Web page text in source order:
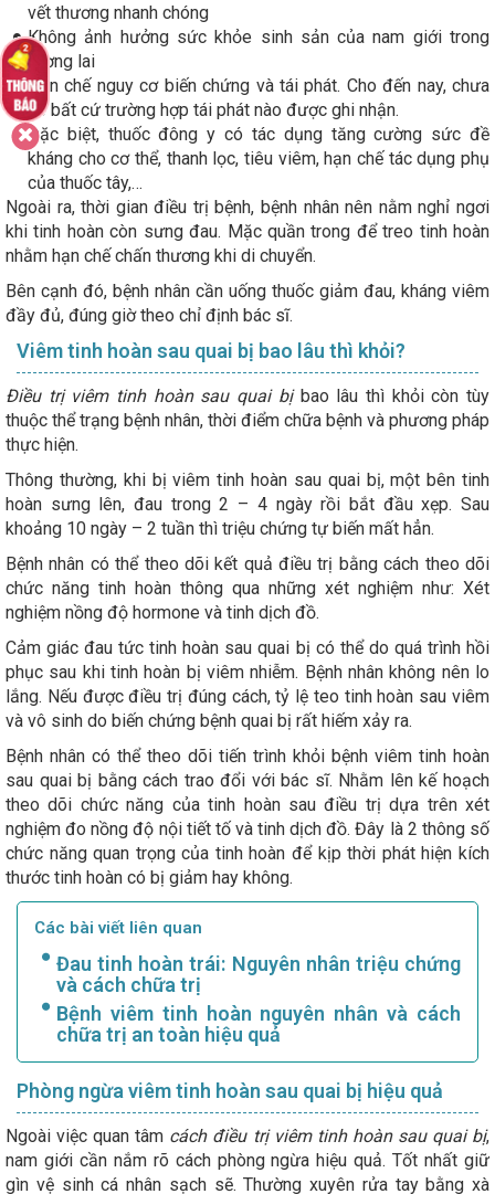
vết thương nhanh chóng
Không ảnh hưởng sức khỏe sinh sản của nam giới trong
tương lai
Hạn chế nguy cơ biến chứng và tái phát. Cho đến nay, chưa
có bất cứ trường hợp tái phát nào được ghi nhận.
Đặc biệt, thuốc đông y có tác dụng tăng cường sức đề
kháng cho cơ thể, thanh lọc, tiêu viêm, hạn chế tác dụng phụ
của thuốc tây,…
Ngoài ra, thời gian điều trị bệnh, bệnh nhân nên nằm nghỉ ngơi
khi tinh hoàn còn sưng đau. Mặc quần trong để treo tinh hoàn
nhằm hạn chế chấn thương khi di chuyển.
Bên cạnh đó, bệnh nhân cần uống thuốc giảm đau, kháng viêm
đầy đủ, đúng giờ theo chỉ định bác sĩ.
Viêm tinh hoàn sau quai bị bao lâu thì khỏi?
Điều trị viêm tinh hoàn sau quai bị bao lâu thì khỏi còn tùy
thuộc thể trạng bệnh nhân, thời điểm chữa bệnh và phương pháp
thực hiện.
Thông thường, khi bị viêm tinh hoàn sau quai bị, một bên tinh
hoàn sưng lên, đau trong 2 – 4 ngày rồi bắt đầu xẹp. Sau
khoảng 10 ngày – 2 tuần thì triệu chứng tự biến mất hẳn.
Bệnh nhân có thể theo dõi kết quả điều trị bằng cách theo dõi
chức năng tinh hoàn thông qua những xét nghiệm như: Xét
nghiệm nồng độ hormone và tinh dịch đồ.
Cảm giác đau tức tinh hoàn sau quai bị có thể do quá trình hồi
phục sau khi tinh hoàn bị viêm nhiễm. Bệnh nhân không nên lo
lắng. Nếu được điều trị đúng cách, tỷ lệ teo tinh hoàn sau viêm
và vô sinh do biến chứng bệnh quai bị rất hiếm xảy ra.
Bệnh nhân có thể theo dõi tiến trình khỏi bệnh viêm tinh hoàn
sau quai bị bằng cách trao đổi với bác sĩ. Nhằm lên kế hoạch
theo dõi chức năng của tinh hoàn sau điều trị dựa trên xét
nghiệm đo nồng độ nội tiết tố và tinh dịch đồ. Đây là 2 thông số
chức năng quan trọng của tinh hoàn để kịp thời phát hiện kích
thước tinh hoàn có bị giảm hay không.
Các bài viết liên quan
Đau tinh hoàn trái: Nguyên nhân triệu chứng
và cách chữa trị
Bệnh viêm tinh hoàn nguyên nhân và cách
chữa trị an toàn hiệu quả
Phòng ngừa viêm tinh hoàn sau quai bị hiệu quả
Ngoài việc quan tâm cách điều trị viêm tinh hoàn sau quai bị,
nam giới cần nắm rõ cách phòng ngừa hiệu quả. Tốt nhất giữ
gìn vệ sinh cá nhân sạch sẽ. Thường xuyên rửa tay bằng xà